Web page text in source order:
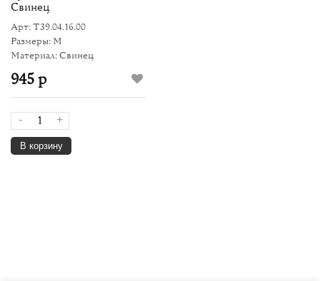
Свинец
Арт: Т39.04.16.00
Размеры: M
Материал: Свинец
945 р
- +
В корзину